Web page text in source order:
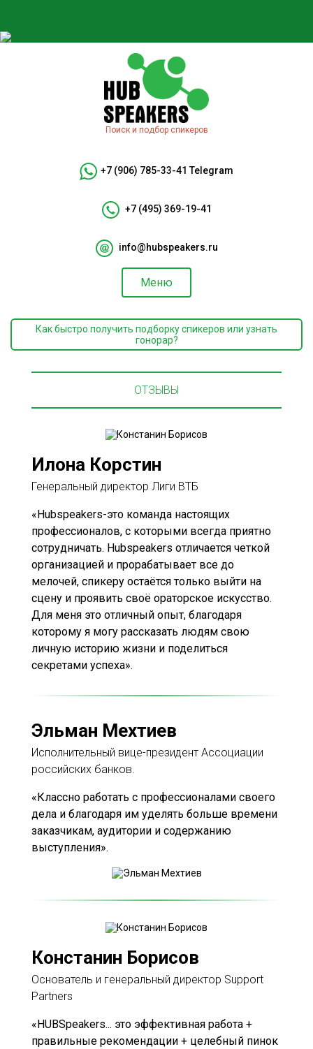
Поиск и подбор спикеров
+7 (906) 785-33-41 Telegram
+7 (495) 369-19-41
info@hubspeakers.ru
Меню
Как быстро получить подборку спикеров или узнать
гонорар?
ОТЗЫВЫ
Илона Корстин
Генеральный директор Лиги ВТБ
«Hubspeakers-это команда настоящих
профессионалов, с которыми всегда приятно
сотрудничать. Hubspeakers отличается четкой
организацией и прорабатывает все до
мелочей, спикеру остаётся только выйти на
сцену и проявить своё ораторское искусство.
Для меня это отличный опыт, благодаря
которому я могу рассказать людям свою
личную историю жизни и поделиться
секретами успеха».
Эльман Мехтиев
Исполнительный вице-президент Ассоциации
российских банков.
«Классно работать с профессионалами своего
дела и благодаря им уделять больше времени
заказчикам, аудитории и содержанию
выступления».
Констанин Борисов
Основатель и генеральный директор Support
Partners
«HUBSpeakers... это эффективная работа +
правильные рекомендации + целебный пинок